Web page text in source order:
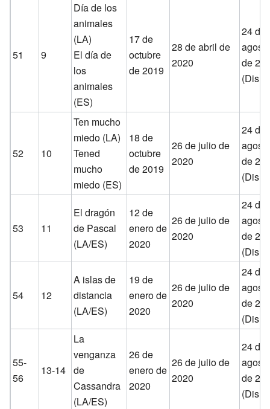
51 9
Día de los
animales
(LA)
El día de
los
animales
(ES)
17 de
octubre
de 2019
28 de abril de
2020
24 de
de
52 10
Ten mucho
miedo (LA)
Tened
mucho
miedo (ES)
18 de
octubre
de 2019
26 de julio de
2020
24 de
de
53 11
El dragón
de Pascal
(LA/ES)
12 de
enero de
2020
26 de julio de
2020
24 de
de
54 12
A islas de
distancia
(LA/ES)
19 de
enero de
2020
26 de julio de
2020
24 de
de
55-
56
13-14
La
venganza
de
Cassandra
(LA/ES)
26 de
enero de
2020
26 de julio de
2020
24 de
de